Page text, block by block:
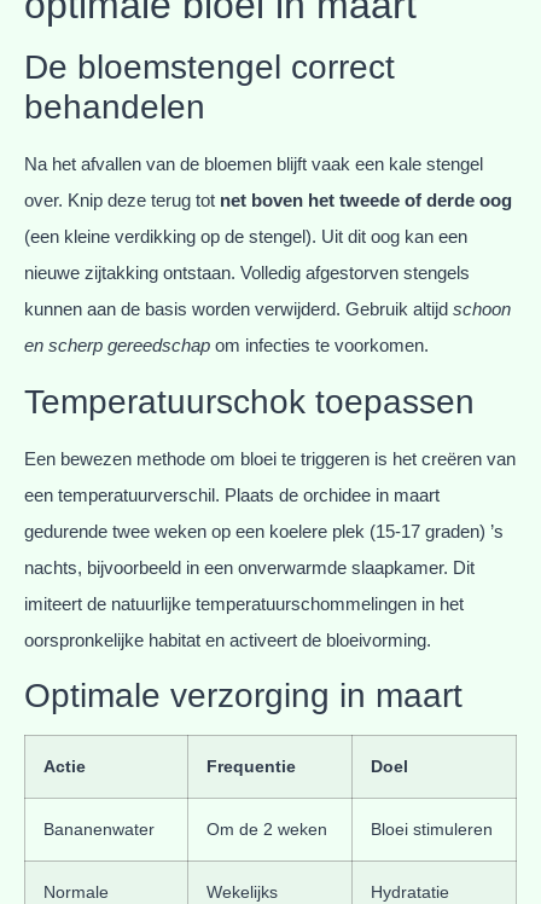
De bloemstengel correct
behandelen
Na het afvallen van de bloemen blijft vaak een kale stengel
over. Knip deze terug tot net boven het tweede of derde oog
(een kleine verdikking op de stengel). Uit dit oog kan een
nieuwe zijtakking ontstaan. Volledig afgestorven stengels
kunnen aan de basis worden verwijderd. Gebruik altijd schoon
en scherp gereedschap om infecties te voorkomen.
Temperatuurschok toepassen
Een bewezen methode om bloei te triggeren is het creëren van
een temperatuurverschil. Plaats de orchidee in maart
gedurende twee weken op een koelere plek (15-17 graden) ’s
nachts, bijvoorbeeld in een onverwarmde slaapkamer. Dit
imiteert de natuurlijke temperatuurschommelingen in het
oorspronkelijke habitat en activeert de bloeivorming.
Optimale verzorging in maart
Actie Frequentie Doel
Bananenwater Om de 2 weken Bloei stimuleren
Normale
Wekelijks Hydratatie